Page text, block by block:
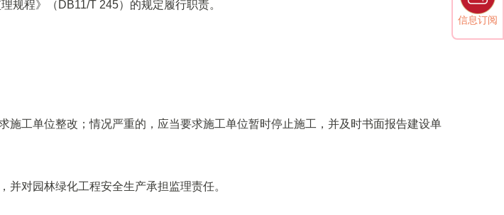
信息订阅
规程》（DB11/T 245）的规定履行职责。
施工单位整改；情况严重的，应当要求施工单位暂时停止施工，并及时书面报告建设单
并对园林绿化工程安全生产承担监理责任。